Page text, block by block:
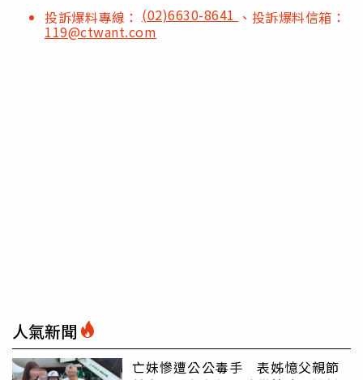
投訴爆料專線： (02)6630-8641 、投訴爆料信箱：
119@ctwant.com
人氣新聞
亡妹慘遭公公毒手 表姊憶父親節